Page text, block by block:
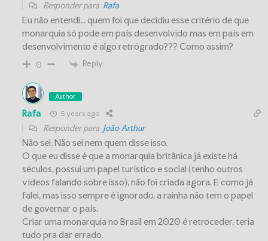
Responder para Rafa
Eu não entendi... quem foi que decidiu esse critério de que
monarquia só pode em país desenvolvido mas em país em
desenvolvimento é algo retrógrado??? Como assim?
0 Reply
Author
Rafa 5 years ago
Responder para João Arthur
Não sei. Não sei nem quem disse isso.
O que eu disse é que a monarquia britânica já existe há
séculos, possui um papel turístico e social (tenho outros
vídeos falando sobre isso), não foi criada agora. E como já
falei, mas isso sempre é ignorado, a rainha não tem o papel
de governar o país.
Criar uma monarquia no Brasil em 2020 é retroceder, teria
tudo pra dar errado.